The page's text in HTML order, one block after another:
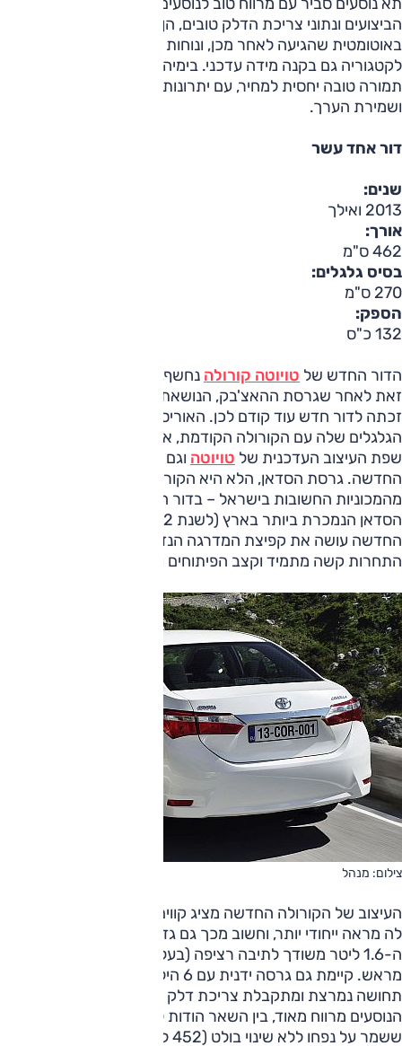
הביצועים ונתוני צריכת הדלק טובים, הן בגרסה הרובוטית והן
באוטומטית שהגיעה לאחר מכן, ונוחות הנסיעה ממוצעת
לקטגוריה גם בקנה מידה עדכני. בימיה האחרונים היא היוותה
תמורה טובה יחסית למחיר, עם יתרונות גם בתחום המוניטין
ושמירת הערך.
דור אחד עשר
שנים:
2013 ואילך
אורך:
462 ס"מ
בסיס גלגלים:
270 ס"מ
הספק:
132 כ"ס
הדור החדש של טויוטה קורולה נחשף, כאמור, ממש
זאת לאחר שגרסת ההאצ'בק, הנושאת את שם הדגם
זכתה לדור חדש עוד קודם לכן. האוריס אומנם חולקת את בסיס
הגלגלים שלה עם הקורולה הקודמת, אך סיפקה לנו הצצה אל
שפת העיצוב העדכנית של טויוטה וגם אל יחידת ההנעה
החדשה. גרסת הסדאן, הלא היא הקורולה בכבודה ובעצמה, היא
מהמכוניות החשובות בישראל – בדור הקודם היא הייתה למכונית
החדשה עושה את קפיצת המדרגה הנדרשת, בעולם שבו
התחרות קשה מתמיד וקצב הפיתוחים והחידושים גבוה.
צילום: מנהל
העיצוב של הקורולה החדשה מציג קווים חדים וזוויתיים שמקנים
לה מראה ייחודי יותר, וחשוב מכך גם גדול ומכובד מבעבר. מנוע
מראש. קיימת גם גרסה ידנית עם 6 הילוכים). ביחד מוענקת
תחושה נמרצת ומתקבלת צריכת דלק ממוצעת לקטגוריה. תא
הנוסעים מרווח מאוד, בין השאר הודות לגידול במידות ותא מטען